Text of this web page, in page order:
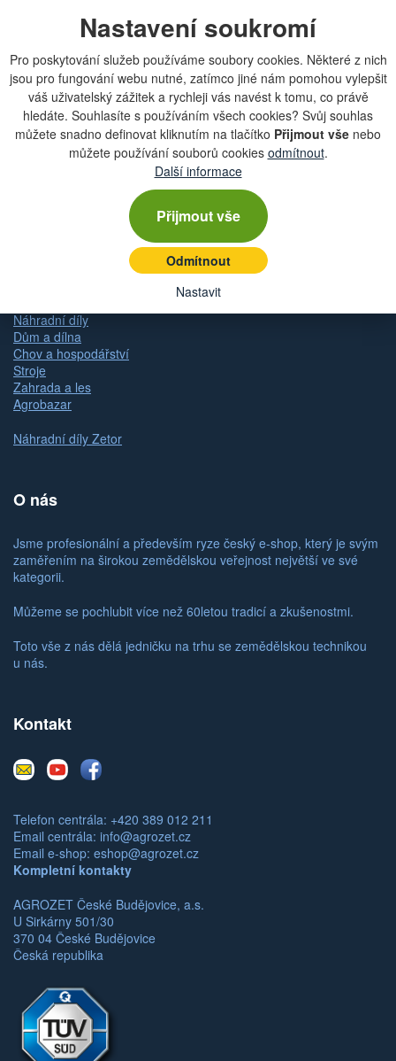
Nastavení soukromí
Pro poskytování služeb používáme soubory cookies. Některé z nich
jsou pro fungování webu nutné, zatímco jiné nám pomohou vylepšit
váš uživatelský zážitek a rychleji vás navést k tomu, co právě
hledáte. Souhlasíte s používáním všech cookies? Svůj souhlas
můžete snadno definovat kliknutím na tlačítko Přijmout vše nebo
můžete používání souborů cookies odmítnout.
Další informace
Přijmout vše
Odmítnout
Nastavit
Nastavení cookies
Dodání zboží
Způsob platby
Odstoupení od kupní smlouvy
Reklamace zboží
Dárkové poukazy
Seriál Agrozet od A do Zet
Náhradní díly
Dům a dílna
Chov a hospodářství
Stroje
Zahrada a les
Agrobazar
Náhradní díly Zetor
O nás
Jsme profesionální a především ryze český e-shop, který je svým
zaměřením na širokou zemědělskou veřejnost největší ve své
kategorii.
Můžeme se pochlubit více než 60letou tradicí a zkušenostmi.
Toto vše z nás dělá jedničku na trhu se zemědělskou technikou
u nás.
Kontakt
E-
mail
YoutubeFacebook
Telefon centrála: +420 389 012 211
Email centrála: info@agrozet.cz
Email e-shop: eshop@agrozet.cz
Kompletní kontakty
AGROZET České Budějovice, a.s.
U Sirkárny 501/30
370 04 České Budějovice
Česká republika